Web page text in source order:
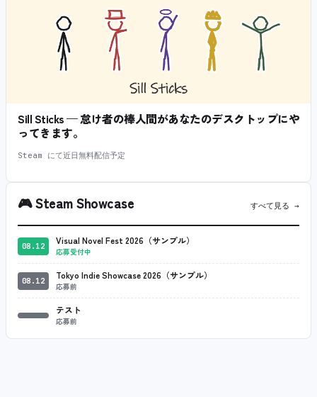
Sill Sticks — 怠け者の棒人間があなたのデスクトップにや
ってきます。
Steam にて近日無料配信予定
🎮Steam Showcase すべて見る →
08.12 Visual Novel Fest 2026（サンプル）
応募受付中
08.12 Tokyo Indie Showcase 2026（サンプル）
応募前
テスト
応募前